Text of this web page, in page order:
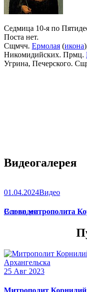
Седмица 10-я по
Поста нет.
Сщмчч. Ермолая (икона
Никомидийских. Прмц.
Угрина, Печерского.
Видеогалерея
01.04.2024Видео
Слово митрополита
Все видео
25 Авг 2023